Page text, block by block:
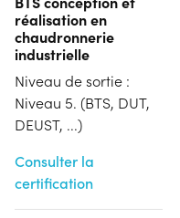
réalisation en
chaudronnerie
industrielle
Niveau de sortie :
Niveau 5. (BTS, DUT,
DEUST, ...)
Consulter la
certification